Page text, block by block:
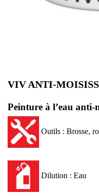
VIV ANTI-
Peinture à l’eau anti-
Outils : Brosse,
Dilution : Eau